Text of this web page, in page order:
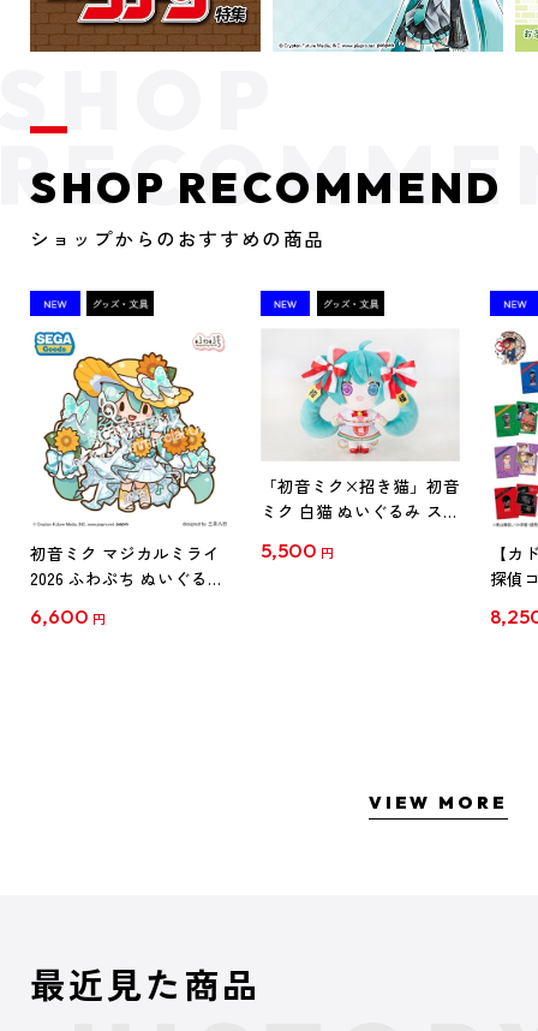
SHOP RECOMMEND
ショップからのおすすめの商品
初音ミク マジカルミライ
2026 ふわぷち ぬいぐるみ
6,600 円
「初音ミク×招き猫」初音
ミク 白猫 ぬいぐるみ スタ
5,500 円
【カ
探偵
クリ
VIEW MORE
最近見た商品